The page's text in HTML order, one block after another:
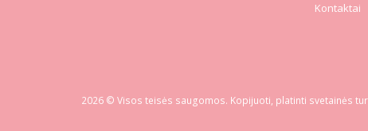
Kontaktai
2026 © Visos teisės saugomos. Kopijuoti, platinti svetainės